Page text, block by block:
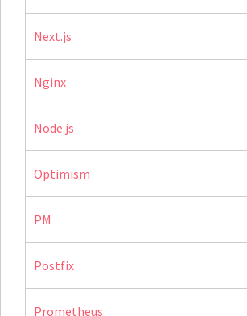
Next.js
Nginx
Node.js
Optimism
PM
Postfix
Prometheus